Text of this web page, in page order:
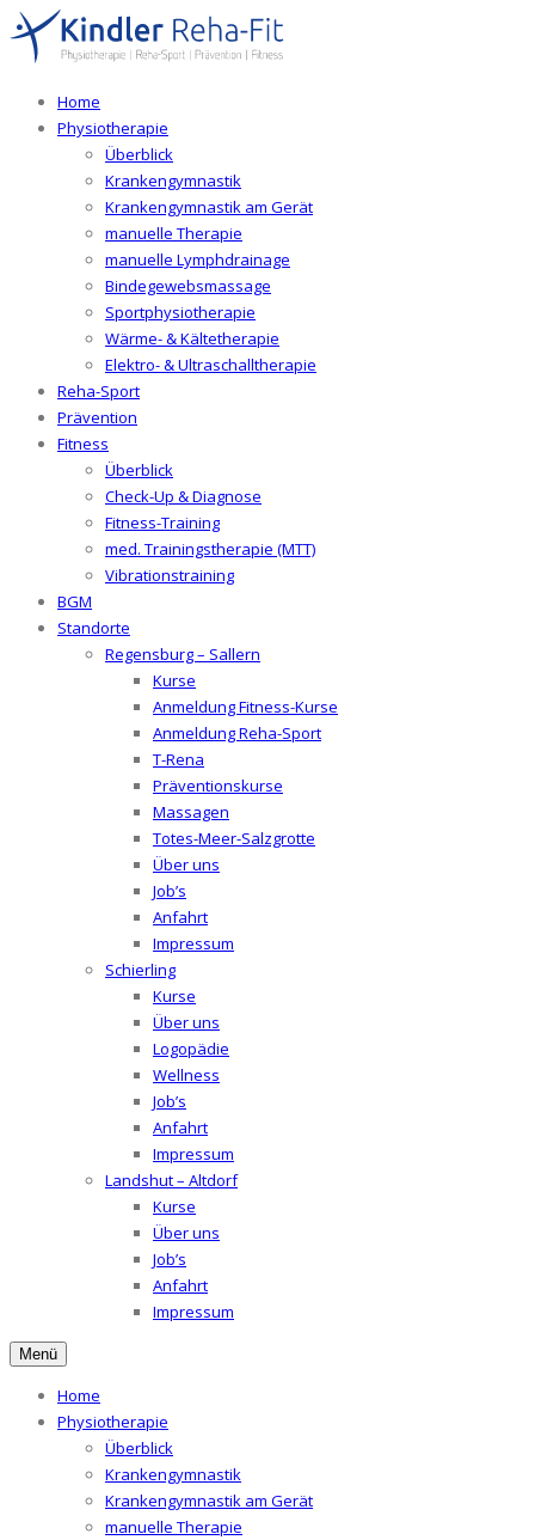
Home
Physiotherapie
Überblick
Krankengymnastik
Krankengymnastik am Gerät
manuelle Therapie
manuelle Lymphdrainage
Bindegewebsmassage
Sportphysiotherapie
Wärme- & Kältetherapie
Elektro- & Ultraschalltherapie
Reha-Sport
Prävention
Fitness
Überblick
Check-Up & Diagnose
Fitness-Training
med. Trainingstherapie (MTT)
Vibrationstraining
BGM
Standorte
Regensburg – Sallern
Kurse
Anmeldung Fitness-Kurse
Anmeldung Reha-Sport
T-Rena
Präventionskurse
Massagen
Totes-Meer-Salzgrotte
Über uns
Job’s
Anfahrt
Impressum
Schierling
Kurse
Über uns
Logopädie
Wellness
Job’s
Anfahrt
Impressum
Landshut – Altdorf
Kurse
Über uns
Job’s
Anfahrt
Impressum
Menü
Home
Physiotherapie
Überblick
Krankengymnastik
Krankengymnastik am Gerät
manuelle Therapie